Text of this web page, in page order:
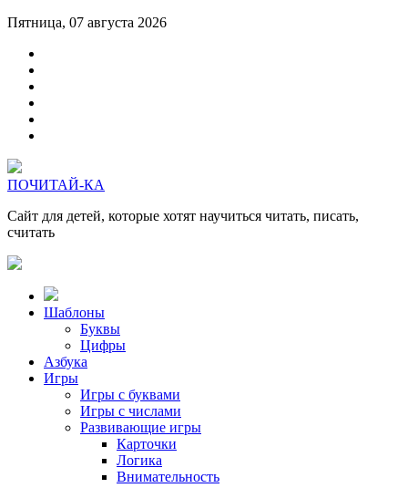
Пятница, 07 августа 2026
ПОЧИТАЙ-КА
Сайт для детей, которые хотят научиться читать, писать,
считать
Шаблоны
Буквы
Цифры
Азбука
Игры
Игры с буквами
Игры с числами
Развивающие игры
Карточки
Логика
Внимательность